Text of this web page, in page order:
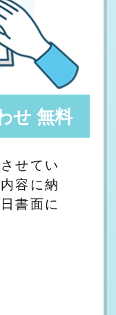
せ 無料
せてい
容に納
書面に